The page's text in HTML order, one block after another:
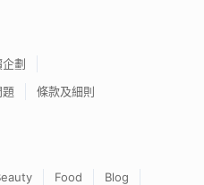
劃
題 條款及細則
Food
Blog